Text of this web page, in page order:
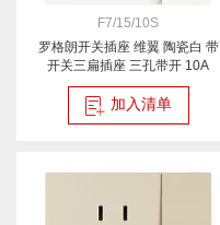
F7/15/10S
罗格朗开关插座 维翼 陶瓷白 带
开关三扁插座 三孔带开 10A
加入清单